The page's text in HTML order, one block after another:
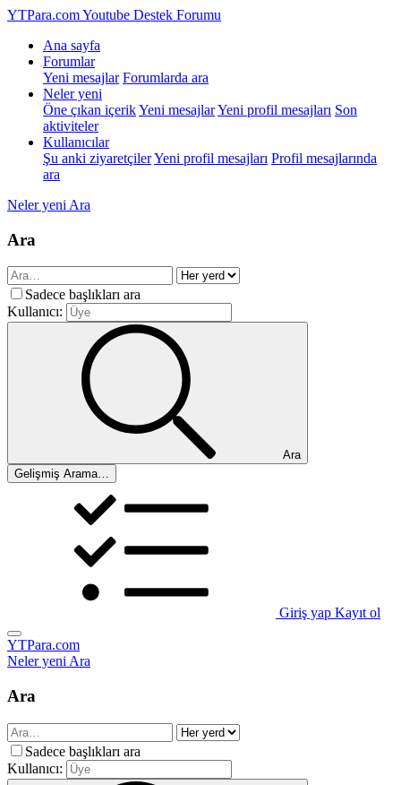
YTPara.comYoutube Destek Forumu
Ana sayfa
Forumlar
Yeni mesajlar Forumlarda ara
Neler yeni
Öne çıkan içerikYeni mesajlarYeni profil mesajları Son
aktiviteler
Kullanıcılar
Şu anki ziyaretçilerYeni profil mesajları Profil mesajlarında
ara
Neler yeni Ara
Ara
Sadece başlıkları ara
Kullanıcı:
Ara
Gelişmiş Arama…
Giriş yap Kayıt ol
YTPara.com
Neler yeniAra
Ara
Sadece başlıkları ara
Kullanıcı: